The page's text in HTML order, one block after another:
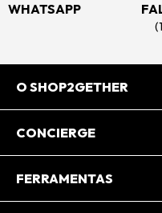
WHATSAPP
O SHOP2GETHER
Sobre Nós
CONCIERGE
Central de
FERRAMENTAS